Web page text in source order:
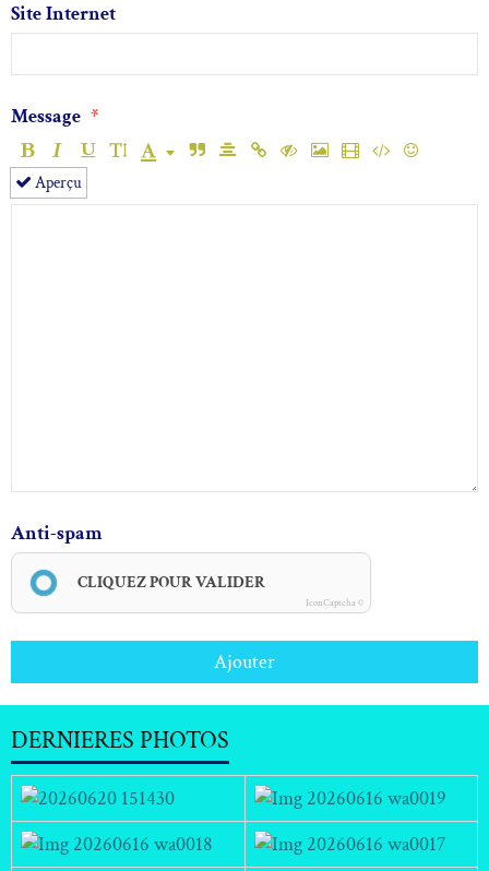
Site Internet
Message
Aperçu
Anti-spam
CLIQUEZ POUR VALIDER
IconCaptcha ©
Ajouter
DERNIERES PHOTOS